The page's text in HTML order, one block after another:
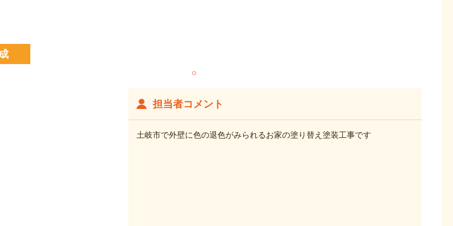
担当者コメント
土岐市で外壁に色の退色がみられるお家の塗り替え塗装工事です